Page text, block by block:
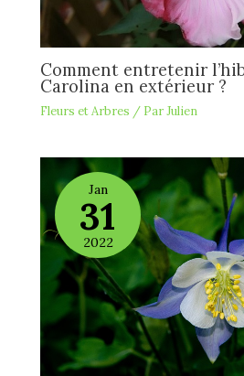
Comment entretenir
Carolina en extérieur ?
Fleurs et Arbres / ParJulien
Jan
31
2022